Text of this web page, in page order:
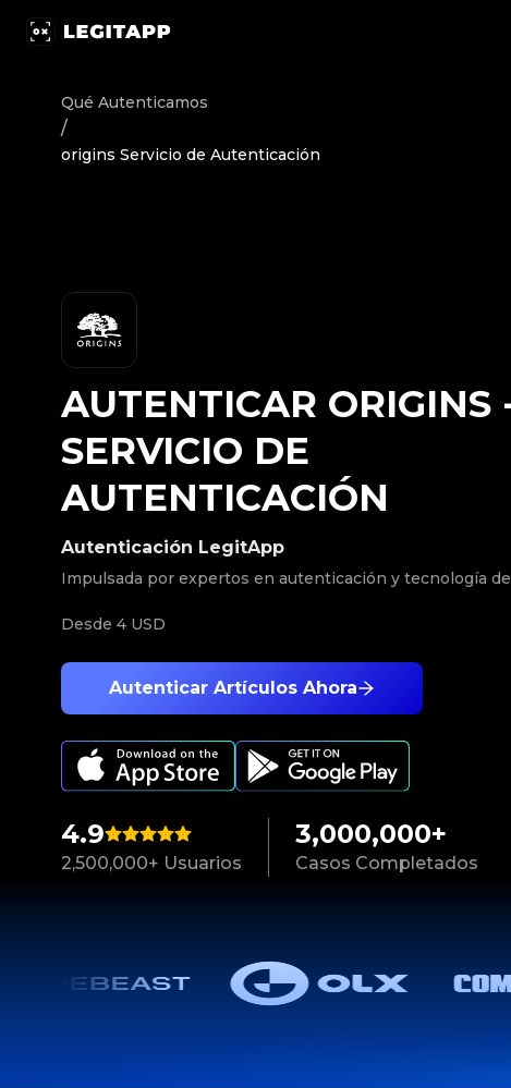
Autenticar origins - Servicio de Autenticación | LegitApp |
Qué Autenticamos
/
origins Servicio de Autenticación
4.9
2,500,000+ Usuarios
3,000,000+
Casos Completados
Autenticar Artículos Ahora
Autenticación LegitApp
Impulsada por expertos en autenticación y tecnología
Desde 4 USD
AUTENTICAR ORIGINS
SERVICIO DE
AUTENTICACIÓN